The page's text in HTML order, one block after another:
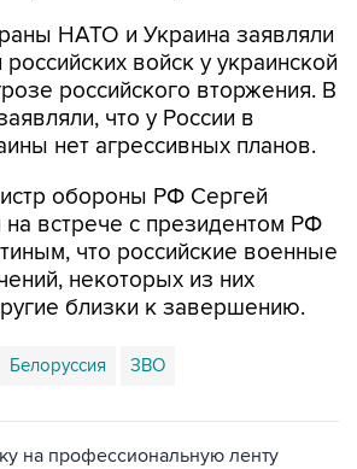
НАТО и Украина заявляли
войск у украинской
российского вторжения. В
что у России в
нет агрессивных планов.
обороны РФ Сергей
встрече с президентом РФ
что российские военные
некоторых из них
близки к завершению.
Белоруссия ЗВО
на профессиональную ленту